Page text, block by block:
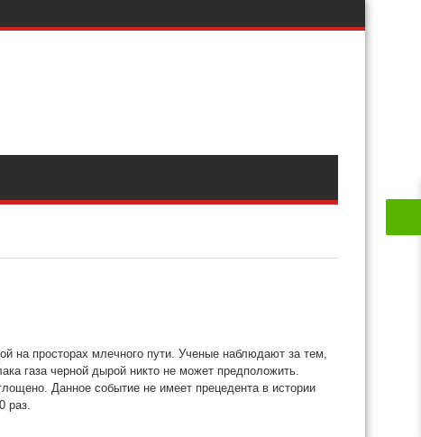
на просторах млечного пути. Ученые наблюдают за тем,
газа черной дырой никто не может предположить.
Данное событие не имеет прецедента в истории
раз.